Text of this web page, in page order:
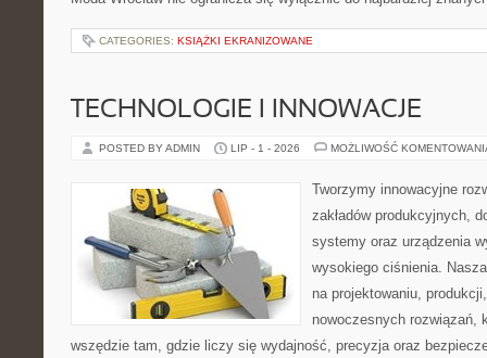
CATEGORIES: KSIĄŻKI EKRANIZOWANE
TECHNOLOGIE I INNOWACJE
POSTED BY ADMIN LIP - 1 - 2026 MOŻLIWOŚĆ
Tworzymy innowacyjne
zakładów produkcyjnych,
systemy oraz urządzenia
wysokiego ciśnienia.
na projektowaniu,
nowoczesnych rozwiązań,
wszędzie tam, gdzie liczy się wydajność, precyzja oraz